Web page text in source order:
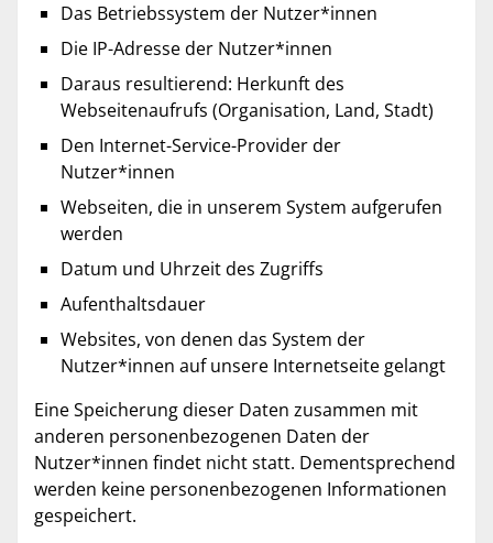
Das Betriebssystem der Nutzer*innen
Die IP-Adresse der Nutzer*innen
Daraus resultierend: Herkunft des
Webseitenaufrufs (Organisation, Land, Stadt)
Den Internet-Service-Provider der
Nutzer*innen
Webseiten, die in unserem System aufgerufen
werden
Datum und Uhrzeit des Zugriffs
Aufenthaltsdauer
Websites, von denen das System der
Nutzer*innen auf unsere Internetseite gelangt
Eine Speicherung dieser Daten zusammen mit
anderen personenbezogenen Daten der
Nutzer*innen findet nicht statt. Dementsprechend
werden keine personenbezogenen Informationen
gespeichert.